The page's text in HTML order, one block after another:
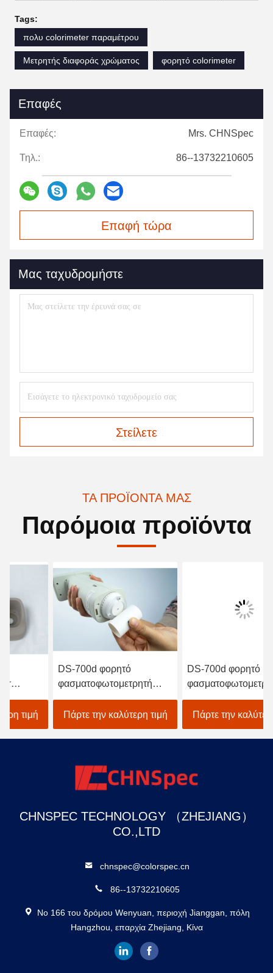
Tags:
πολυ colorimeter παραμέτρου
Μετρητής διαφοράς χρώματος φορητό colorimeter
Επαφές
Επαφές: Mrs. CHNSpec
Τηλ.: 86--13732210605
Επαφή τώρα
Μας ταχυδρομήστε
Στείλετε
ΤΑ ΠΡΟΪΌΝΤΑ ΜΑΣ
Παρόμοια προϊόντα
DS-700d φορητό
φασματοφωτομετρητή
χρωματιστή 30+
παραμέτρους μέτρησης
και 37 πηγές φωτός
αξιολόγησης
Πάρτε την καλύτερη τιμή
DS-700d φορητό
φασματοφωτομετρικό
χρωματιστή για την
βιομηχανία υφαντουργίας
Πάρτε την καλύτερη τιμή
CHNSPEC TECHNOLOGY （ZHEJIANG）
CO.,LTD
chnspec@colorspec.cn
86--13732210605
Νο 166 του δρόμου Wenyuan, περιοχή Jianggan, πόλη
Hangzhou, επαρχία Zhejiang, Κίνα